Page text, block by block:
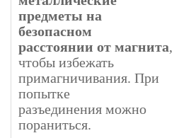
предметы на
безопасном
расстоянии от магнита,
чтобы избежать
примагничивания. При
попытке
разъединения можно
пораниться.